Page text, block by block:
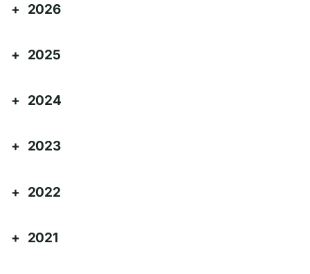
2026
2025
2024
2023
2022
2021